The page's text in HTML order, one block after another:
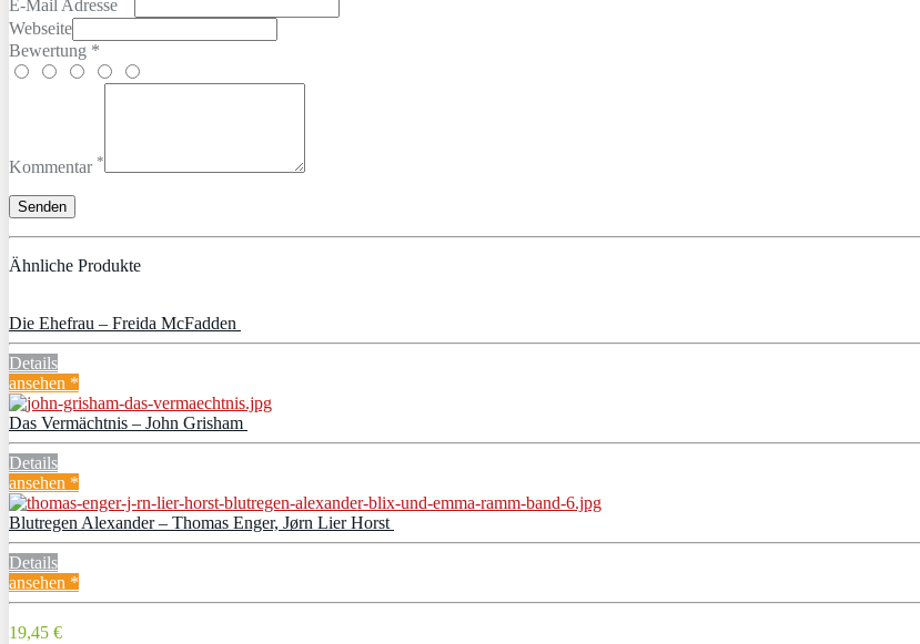
E-Mail Adresse
Webseite
Bewertung *
Kommentar *
Ähnliche Produkte
Die Ehefrau – Freida McFadden
Details
ansehen *
Das Vermächtnis – John Grisham
Details
ansehen *
Blutregen Alexander – Thomas Enger, Jørn Lier Horst
Details
ansehen *
19,45 €